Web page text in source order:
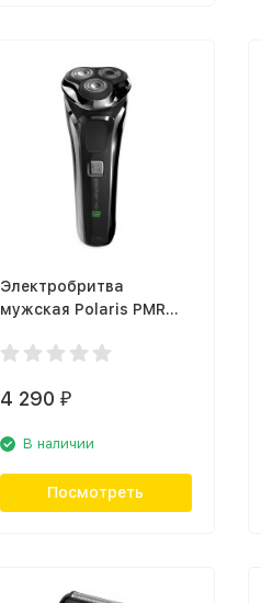
Электробритва
мужская Polaris PMR
4 290 ₽
В наличии
Посмотреть